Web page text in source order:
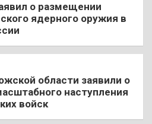
о размещении
ядерного оружия в
области заявили о
наступления
войск